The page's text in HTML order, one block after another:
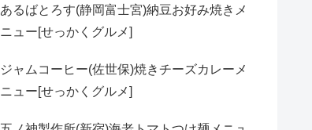
あるばとろす(静岡富士宮)納豆お好み焼きメ
ニュー[せっかくグルメ]
ジャムコーヒー(佐世保)焼きチーズカレーメ
ニュー[せっかくグルメ]